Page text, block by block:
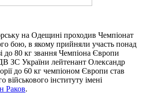
на Одещині проходив Чемпіонат
бою, в якому прийняли участь понад
до 80 кг звання Чемпіона Європи
ЗС України лейтенант Олександр
до 60 кг чемпіоном Європи став
інституту імені
Раков.